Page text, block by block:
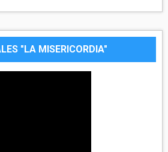
"LA MISERICORDIA"